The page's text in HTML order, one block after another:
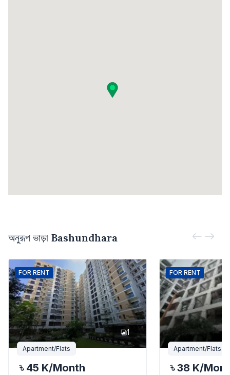
অনুরূপ ভাড়া Bashundhara
FOR RENT
1
Apartment/Flats
45 K/Month
FOR RENT
Apartment/Flats
38 K/